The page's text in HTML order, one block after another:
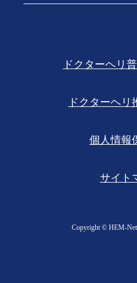
ドクターヘリ
ドクターヘリ
個人情報
サイト
Copyright ©︎ HEM-